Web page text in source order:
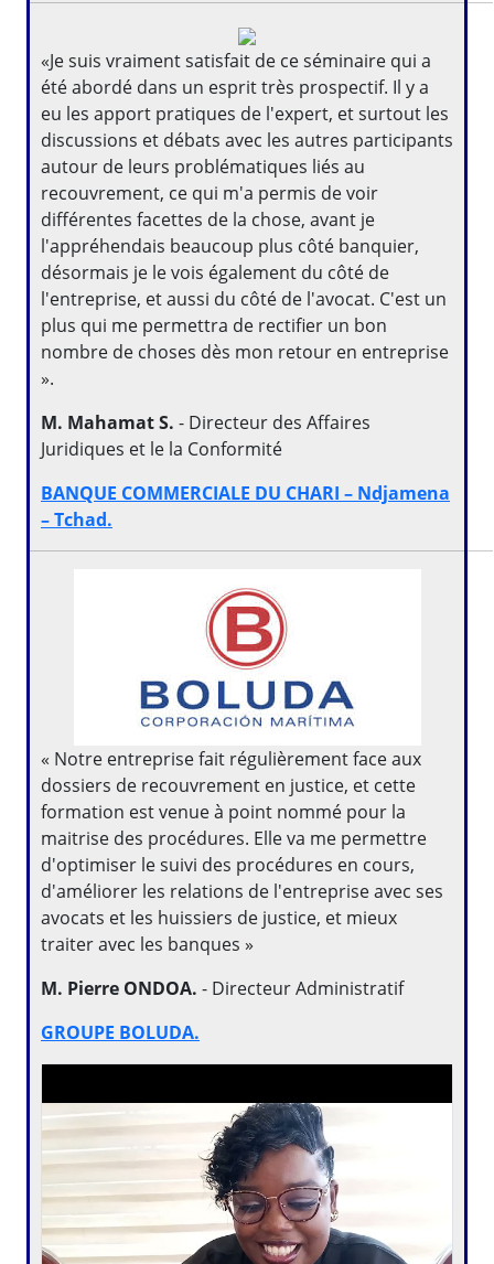
«Je suis vraiment satisfait de ce séminaire qui a
été abordé dans un esprit très prospectif. Il y a
eu les apport pratiques de l'expert, et surtout les
discussions et débats avec les autres participants
autour de leurs problématiques liés au
recouvrement, ce qui m'a permis de voir
différentes facettes de la chose, avant je
l'appréhendais beaucoup plus côté banquier,
désormais je le vois également du côté de
l'entreprise, et aussi du côté de l'avocat. C'est un
plus qui me permettra de rectifier un bon
nombre de choses dès mon retour en entreprise
».
M. Mahamat S. - Directeur des Affaires
Juridiques et le la Conformité
BANQUE COMMERCIALE DU CHARI – Ndjamena
– Tchad.
« Notre entreprise fait régulièrement face aux
dossiers de recouvrement en justice, et cette
formation est venue à point nommé pour la
maitrise des procédures. Elle va me permettre
d'optimiser le suivi des procédures en cours,
d'améliorer les relations de l'entreprise avec ses
avocats et les huissiers de justice, et mieux
traiter avec les banques »
M. Pierre ONDOA. - Directeur Administratif
GROUPE BOLUDA.